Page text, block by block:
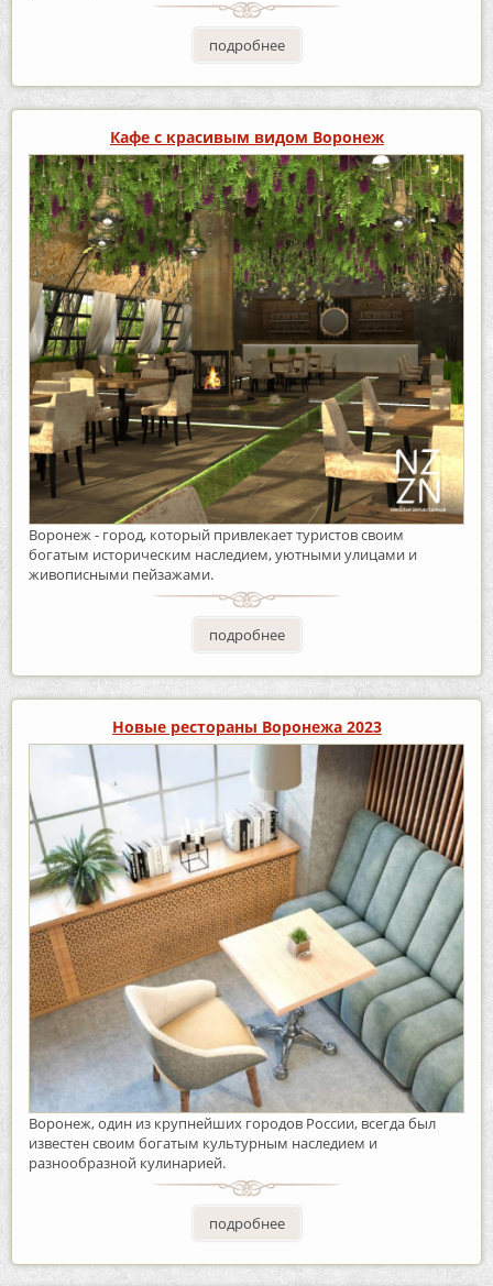
подробнее
Кафе с красивым видом Воронеж
Воронеж - город, который привлекает туристов своим
богатым историческим наследием, уютными улицами и
живописными пейзажами.
подробнее
Новые рестораны Воронежа 2023
Воронеж, один из крупнейших городов России, всегда был
известен своим богатым культурным наследием и
разнообразной кулинарией.
подробнее